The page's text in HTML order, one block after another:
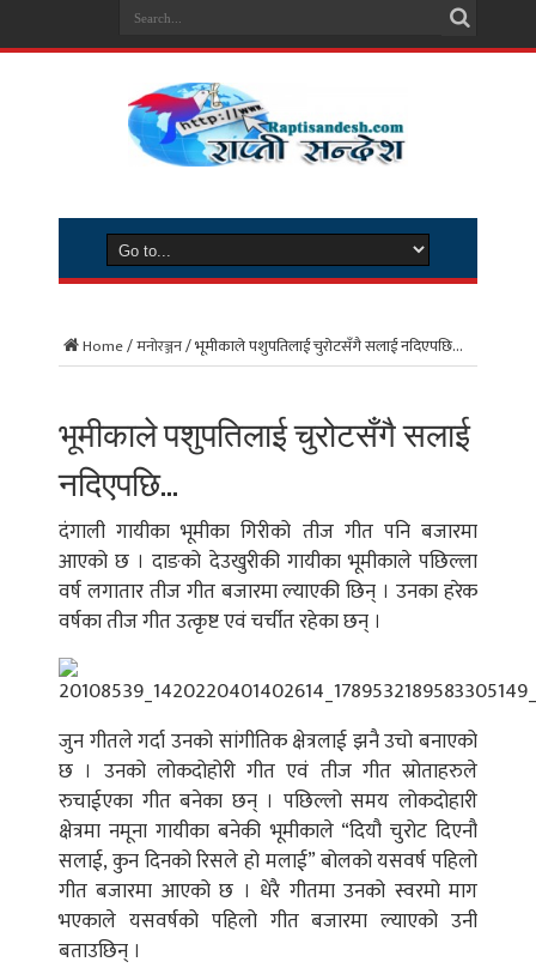
Home/मनोरञ्जन/भूमीकाले पशुपतिलाई चुरोटसँगै सलाई नदिएपछि…
भूमीकाले पशुपतिलाई चुरोटसँगै सलाई
नदिएपछि…
दंगाली गायीका भूमीका गिरीको तीज गीत पनि बजारमा
आएको छ । दाङको देउखुरीकी गायीका भूमीकाले पछिल्ला
वर्ष लगातार तीज गीत बजारमा ल्याएकी छिन् । उनका हरेक
वर्षका तीज गीत उत्कृष्ट एवं चर्चीत रहेका छन् ।
जुन गीतले गर्दा उनको सांगीतिक क्षेत्रलाई झनै उचो बनाएको
छ । उनको लोकदोहोरी गीत एवं तीज गीत स्रोताहरुले
रुचाईएका गीत बनेका छन् । पछिल्लो समय लोकदोहारी
क्षेत्रमा नमूना गायीका बनेकी भूमीकाले “दियौ चुरोट दिएनौ
सलाई, कुन दिनको रिसले हो मलाई” बोलको यसवर्ष पहिलो
गीत बजारमा आएको छ । धेरै गीतमा उनको स्वरमो माग
भएकाले यसवर्षको पहिलो गीत बजारमा ल्याएको उनी
बताउछिन् ।